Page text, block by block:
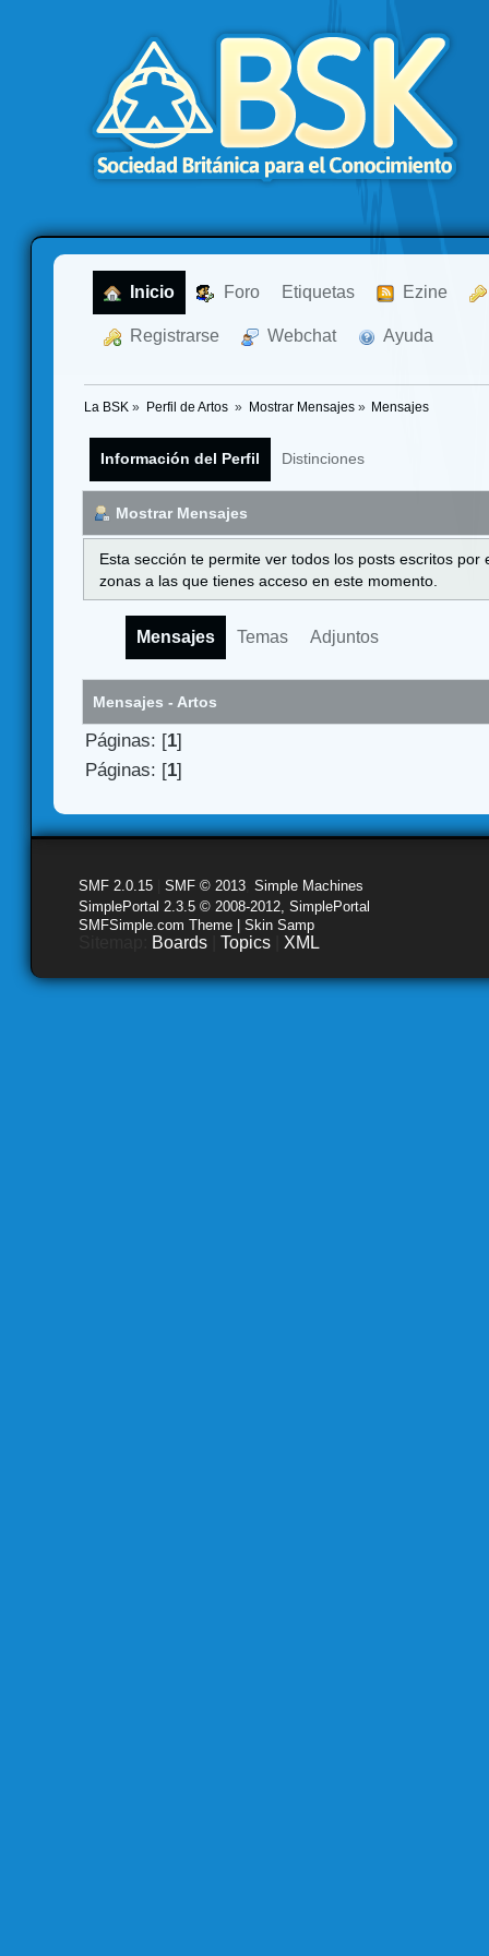
Inicio Foro Etiquetas Ezine
Registrarse Webchat Ayuda
La BSK » Perfil de Artos » Mostrar Mensajes» Mensajes
Información del Perfil Distinciones
Mostrar Mensajes
Esta sección te permite ver todos los posts escritos
zonas a las que tienes acceso en este momento.
Mensajes Temas Adjuntos
Mensajes - Artos
Páginas: [1]
Páginas: [1]
SMF 2.0.15 SMF © 2013 Simple Machines
SimplePortal 2.3.5 © 2008-2012, SimplePortal
SMFSimple.com Theme | Skin Samp
Boards Topics XML